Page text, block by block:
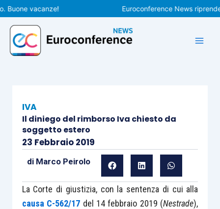
Vai
al
contenuto
vacanze! Euroconference News
IVA
Il diniego del rimborso Iva chiesto da
soggetto estero
23 Febbraio 2019
di Marco Peirolo
La Corte di giustizia, con la sentenza di cui alla
causa C-562/17 del 14 febbraio 2019 (Nestrade),